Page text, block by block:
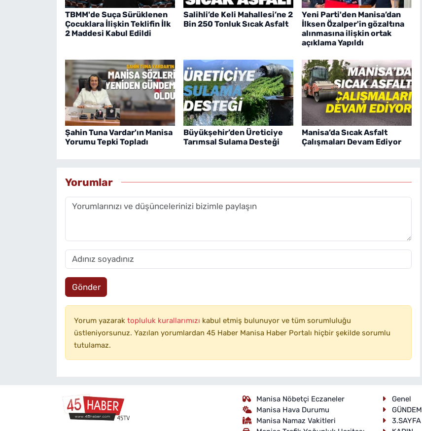
TBMM'de Suça Sürüklenen
Çocuklara İlişkin Teklifin İlk
2 Maddesi Kabul Edildi
Salihli’de Keli Mahallesi’ne 2
Bin 250 Tonluk Sıcak Asfalt
Yeni Parti'den Manisa’dan
İlksen Özalper'in gözaltına
alınmasına ilişkin ortak
açıklama Yapıldı
Şahin Tuna Vardar'ın Manisa
Yorumu Tepki Topladı
Büyükşehir’den Üreticiye
Tarımsal Sulama Desteği
Manisa’da Sıcak Asfalt
Çalışmaları Devam Ediyor
Yorumlar
Gönder
Yorum yazarak topluluk kurallarımızı kabul etmiş bulunuyor ve tüm sorumluluğu
üstleniyorsunuz. Yazılan yorumlardan 45 Haber Manisa Haber Portalı hiçbir şekilde sorumlu
tutulamaz.
Manisa Nöbetçi Eczaneler
Manisa Hava Durumu
Manisa Namaz Vakitleri
Genel
GÜNDEM
3.SAYFA